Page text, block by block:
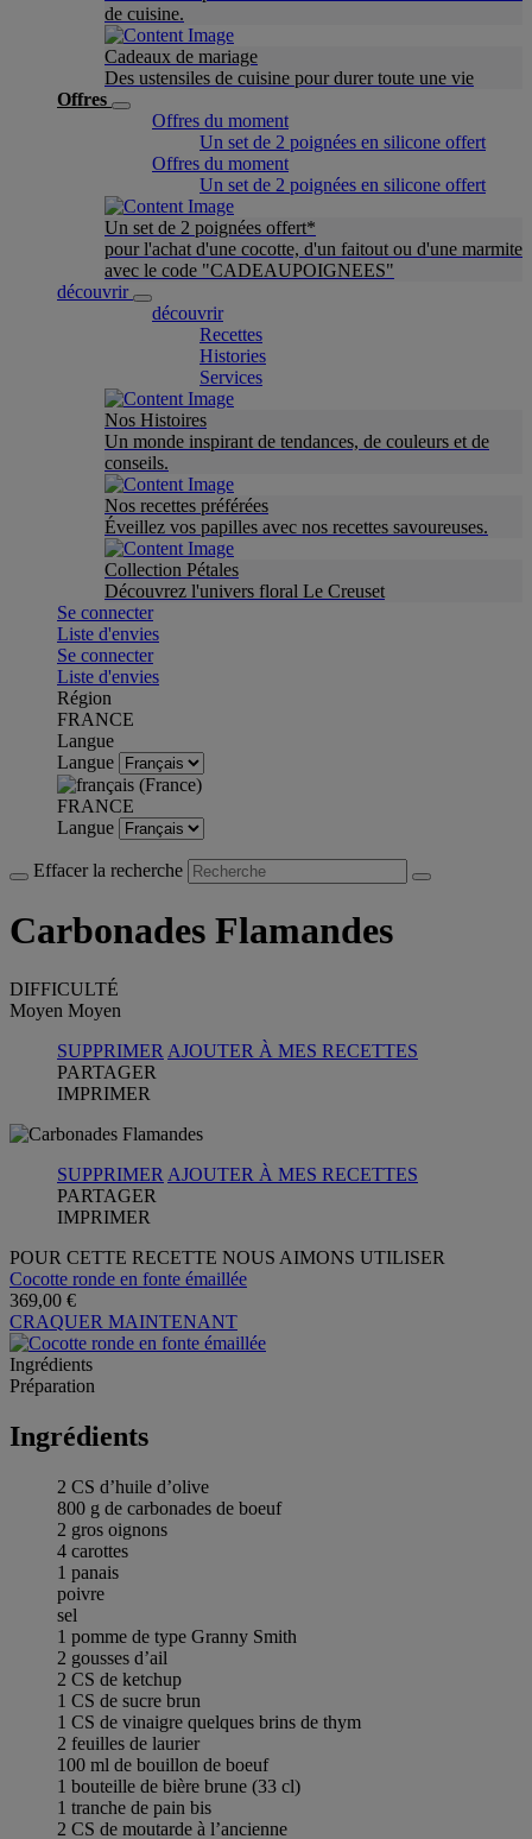
de cuisine.
Cadeaux de mariage
Des ustensiles de cuisine pour durer toute une vie
Offres
Offres du moment
Un set de 2 poignées en silicone offert
Offres du moment
Un set de 2 poignées en silicone offert
Un set de 2 poignées offert*
pour l'achat d'une cocotte, d'un faitout ou d'une marmite
avec le code "CADEAUPOIGNEES"
découvrir
découvrir
Recettes
Histories
Services
Nos Histoires
Un monde inspirant de tendances, de couleurs et de
conseils.
Nos recettes préférées
Éveillez vos papilles avec nos recettes savoureuses.
Collection Pétales
Découvrez l'univers floral Le Creuset
Se connecter
Liste d'envies
Se connecter
Liste d'envies
Région
FRANCE
Langue
Langue
FRANCE
Langue
Effacer la recherche
Carbonades Flamandes
DIFFICULTÉ
Moyen Moyen
SUPPRIMER AJOUTER À MES RECETTES
PARTAGER
IMPRIMER
SUPPRIMER AJOUTER À MES RECETTES
PARTAGER
IMPRIMER
POUR CETTE RECETTE NOUS AIMONS UTILISER
Cocotte ronde en fonte émaillée
369,00 €
CRAQUER MAINTENANT
Ingrédients
Préparation
Ingrédients
2 CS d’huile d’olive
800 g de carbonades de boeuf
2 gros oignons
4 carottes
1 panais
poivre
sel
1 pomme de type Granny Smith
2 gousses d’ail
2 CS de ketchup
1 CS de sucre brun
1 CS de vinaigre quelques brins de thym
2 feuilles de laurier
100 ml de bouillon de boeuf
1 bouteille de bière brune (33 cl)
1 tranche de pain bis
2 CS de moutarde à l’ancienne